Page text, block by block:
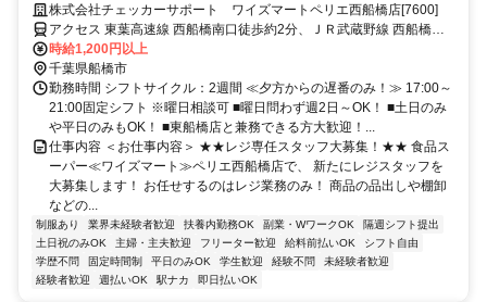
る方歓迎！2週間ごとの希望シフトで自由度高め♪
株式会社チェッカーサポート ワイズマートペリエ西船橋店[7600]
アクセス 東葉高速線 西船橋南口徒歩約2分、ＪＲ武蔵野線 西船橋南
口徒歩約2分、東京メトロ東西線/ＪＲ中央本線 西船橋南口徒歩約2分
時給1,200円以上
千葉県船橋市
勤務時間 シフトサイクル：2週間 ≪夕方からの遅番のみ！≫ 17:00～
21:00固定シフト ※曜日相談可 ■曜日問わず週2日～OK！ ■土日のみ
や平日のみもOK！ ■東船橋店と兼務できる方大歓迎！...
仕事内容 ＜お仕事内容＞ ★★レジ専任スタッフ大募集！★★ 食品ス
ーパー≪ワイズマート≫ペリエ西船橋店で、 新たにレジスタッフを
大募集します！ お任せするのはレジ業務のみ！ 商品の品出しや棚卸
などの...
制服あり 業界未経験者歓迎 扶養内勤務OK 副業・WワークOK
隔週シフト提出
土日祝のみOK
主婦・主夫歓迎 フリーター歓迎 給料前払いOK
シフト自由
学歴不問
固定時間制 平日のみOK 学生歓迎 経験不問
未経験者歓迎
経験者歓迎
週払いOK 駅ナカ 即日払いOK